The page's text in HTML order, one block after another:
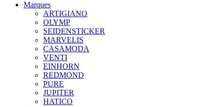
Marques
ARTIGIANO
OLYMP
SEIDENSTICKER
MARVELIS
CASAMODA
VENTI
EINHORN
REDMOND
PURE
JUPITER
HATICO